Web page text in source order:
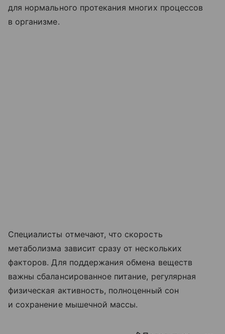
для нормального протекания многих процессов
в организме.
Специалисты отмечают, что скорость
метаболизма зависит сразу от нескольких
факторов. Для поддержания обмена веществ
важны сбалансированное питание, регулярная
физическая активность, полноценный сон
и сохранение мышечной массы.